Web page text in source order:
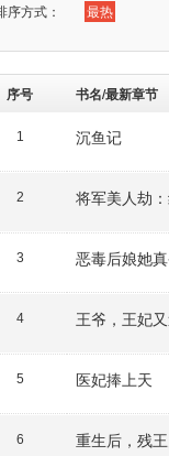
序方式：
最热
序号 书名/最新章节
1 沉鱼记
2 将军美人劫
3 恶毒后娘她
4 王爷，王妃
5 医妃捧上天
6 重生后，残